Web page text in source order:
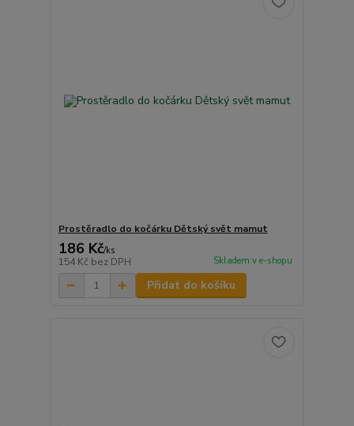
Prostěradlo do kočárku Dětský svět mamut
186 Kč/ks
154 Kč bez DPH Skladem v e-shopu
Přidat do košíku